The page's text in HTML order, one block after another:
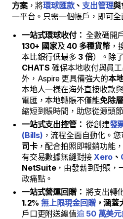
方案，將環球匯款、 支出管理與
一平台。只需一個帳戶，即可全
一站式環球收付： 全數碼開
130+ 國家及40 多種貨幣，
本比銀行低最多 3 倍）。除
CHATS 確保本地收付與員
外，Aspire 更具備強大的本
本地人一樣在海外直接收款
電匯，本地轉賬不僅能免除
縮短到賬時間，助您從源頭
一站式支出控管： 從創建發
(Bills) ，流程全面自動化。
司卡，配合拍照即報銷功能
有交易數據無縫對接Xero 、
NetSuite，由發薪到對賬，
政痛點。
一站式營運回贈： 將支出轉
1.2% 無上限現金回贈，涵蓋
戶口更附送總值逾 50 萬美元